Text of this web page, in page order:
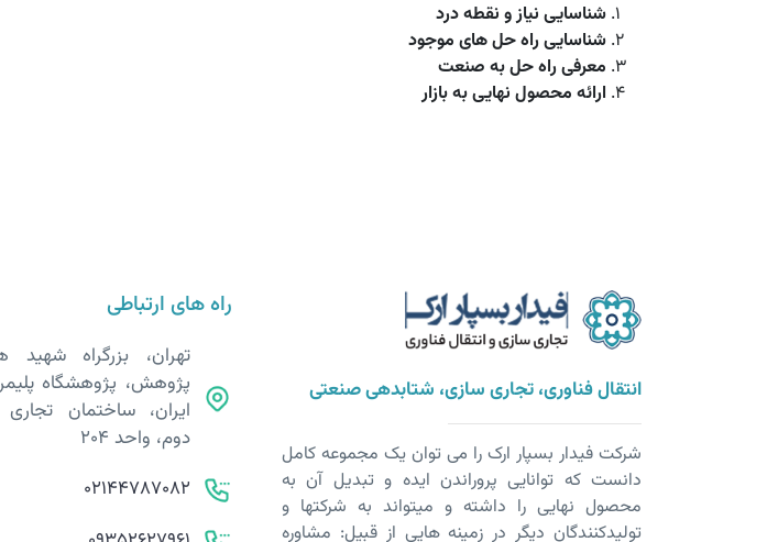
شناسایی نیاز و نقطه درد
شناسایی راه حل های موجود
معرفی راه حل به صنعت
ارائه محصول نهایی به بازار
انتقال فناوری، تجاری سازی، شتابدهی صنعتی
شرکت فیدار بسپار ارک را می توان یک مجموعه کامل
دانست که توانایی پروراندن ایده و تبدیل آن به
محصول نهایی را داشته و می­تواند به شرکت­ها و
تولیدکنندگان دیگر در زمینه هایی از قبیل: مشاوره
راه های ارتباطی
تهران، بزرگراه شهید
پژوهش، پژوهشگاه
ایران، ساختمان
دوم، واحد 204
02144787082